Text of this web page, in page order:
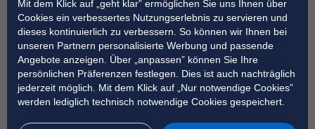
Mit dem Klick auf „geht klar” ermöglichen Sie uns Ihnen über
Cookies ein verbessertes Nutzungserlebnis zu servieren und
dieses kontinuierlich zu verbessern. So können wir Ihnen bei
unseren Partnern personalisierte Werbung und passende
Angebote anzeigen. Über „anpassen” können Sie Ihre
persönlichen Präferenzen festlegen. Dies ist auch nachträglich
jederzeit möglich. Mit dem Klick auf „Nur notwendige Cookies”
werden lediglich technisch notwendige Cookies gespeichert.